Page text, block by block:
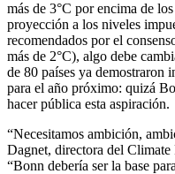
más de 3°C por encima de
proyección a los niveles
recomendados por el
más de 2°C), algo debe
de 80 países ya demostraron
para el año próximo: quizá
hacer pública esta aspiración.
“Necesitamos ambición,
Dagnet, directora del
“Bonn debería ser la base